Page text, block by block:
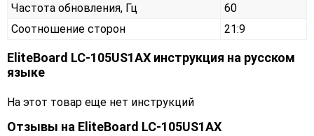
Частота обновления, Гц
60
Соотношение сторон
21:9
EliteBoard LC-105US1AX инструкция на русском
языке
На этот товар еще нет инструкций
Отзывы на EliteBoard LC-105US1AX